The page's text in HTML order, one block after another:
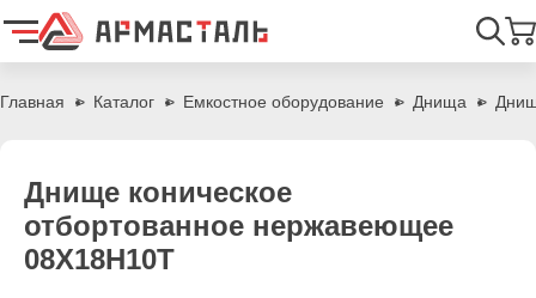
Главная
Каталог Емкостное оборудование Днища
Днище коническое
отбортованное нержавеющее
08Х18Н10Т